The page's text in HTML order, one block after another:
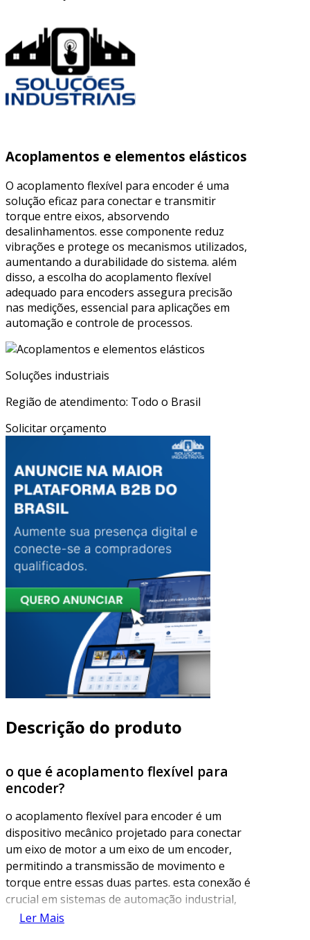
Acoplamentos e elementos elásticos
O acoplamento flexível para encoder é uma
solução eficaz para conectar e transmitir
torque entre eixos, absorvendo
desalinhamentos. esse componente reduz
vibrações e protege os mecanismos utilizados,
aumentando a durabilidade do sistema. além
disso, a escolha do acoplamento flexível
adequado para encoders assegura precisão
nas medições, essencial para aplicações em
automação e controle de processos.
Soluções industriais
Região de atendimento: Todo o Brasil
Solicitar orçamento
Descrição do produto
o que é acoplamento flexível para
encoder?
o acoplamento flexível para encoder é um
dispositivo mecânico projetado para conectar
um eixo de motor a um eixo de um encoder,
permitindo a transmissão de movimento e
torque entre essas duas partes. esta conexão é
crucial em sistemas de automação industrial,
onde a precisão e a continuidade do sinal são
Ler Mais